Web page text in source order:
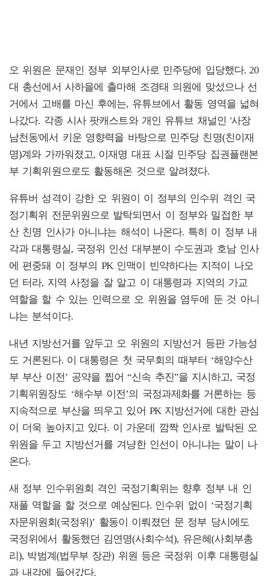
오 위원은 문재인 정부 외부인사로 민주당에 입당했다. 20
대 총선에서 사하을에 출마해 조경태 의원에 맞섰으나 선
거에서 고배를 마신 후에는, 유튜브에서 활동 영역을 넓혀
나갔다. 각종 시사 팟캐스트와 개인 유튜브 채널인 '사장
남천동'에서 키운 영향력을 바탕으로 민주당 친명(친이재
명)계와 가까워졌고, 이재명 대표 시절 민주당 집권플랜본
부 기획위원으로도 활동해온 것으로 알려졌다.
유튜버 성격이 강한 오 위원이 이 정부의 인수위 격인 국
정기획위 전문위원으로 발탁되면서 이 정부와 밀접한 부
산 친명 인사가 아니냐는 해석이 나온다. 특히 이 정부 내
각과 대통령실, 국정위 인선 대부분이 수도권과 호남 인사
에 편중돼 이 정부의 PK 인맥이 빈약하다는 지적이 나오
던 터라, 지역 사정을 잘 알고 이 대통령과 지역의 가교
역할을 할 수 있는 인력으로 오 위원을 염두에 둔 것 아니
냐는 분석이다.
내년 지방선거를 앞두고 오 위원의 지방선거 등판 가능성
도 거론된다. 이 대통령은 첫 국무회의 때부터 ‘해양수산
부 부산 이전’ 공약을 찝어 “신속 추진”을 지시하고, 국정
기획위원장도 ‘해수부 이전’의 국정과제화를 거론하는 등
지속적으로 부산을 띄우고 있어 PK 지방선거에 대한 관심
이 더욱 높아지고 있다. 이 가운데 깜짝 인사로 발탁된 오
위원을 두고 지방선거를 겨냥한 인선이 아니냐는 말이 나
온다.
새 정부 인수위원회 격인 국정기획위는 향후 정부 내 인
재풀 역할을 할 것으로 예상된다. 인수위 없이 ‘국정기획
자문위원회(국정위)’ 활동이 이뤄졌던 문 정부 당시에도
국정위에서 활동했던 김연명(사회수석), 유은혜(사회부총
리), 박범계(법무부 장관) 위원 등은 국정위 이후 대통령실
과 내각에 들어갔다.